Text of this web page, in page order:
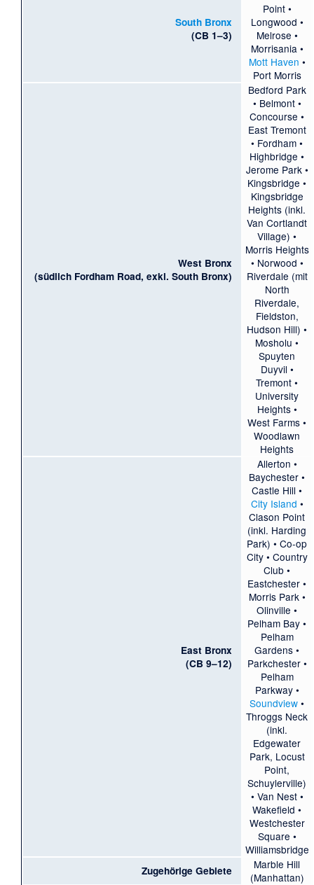
South Bronx
(CB 1–3)
Point•
Longwood •
Melrose •
Morrisania •
Mott Haven •
Port Morris
West Bronx
(südlich Fordham Road, exkl. South Bronx)
Bedford Park
• Belmont•
Concourse •
East Tremont
• Fordham •
Highbridge •
Jerome Park•
Kingsbridge •
Kingsbridge
Heights (inkl.
Van Cortlandt
Village) •
Morris Heights
• Norwood •
Riverdale (mit
North
Riverdale,
Fieldston,
Hudson Hill) •
Mosholu •
Spuyten
Duyvil •
Tremont •
University
Heights•
West Farms •
Woodlawn
Heights
East Bronx
(CB 9–12)
Allerton •
Baychester •
Castle Hill •
City Island •
Clason Point
(inkl. Harding
Park) •Co-op
City• Country
Club •
Eastchester •
Morris Park•
Olinville •
Pelham Bay •
Pelham
Gardens •
Parkchester•
Pelham
Parkway•
Soundview •
Throggs Neck
(inkl.
Edgewater
Park, Locust
Point,
Schuylerville)
• Van Nest•
Wakefield •
Westchester
Square •
Williamsbridge
Zugehörige Gebiete
Marble Hill
(Manhattan)